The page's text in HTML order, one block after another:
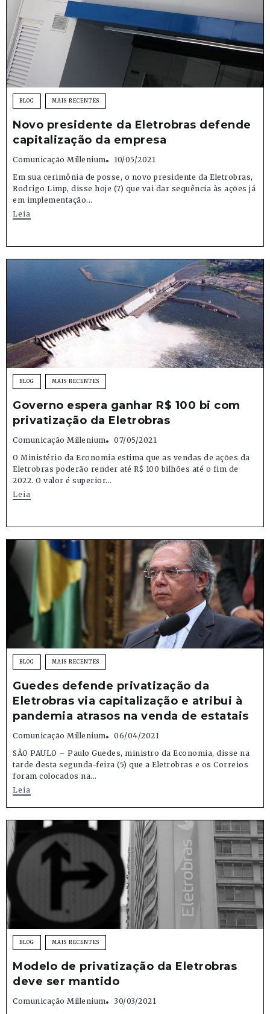
BLOG MAIS RECENTES
Novo presidente da Eletrobras defende
capitalização da empresa
Comunicação Millenium
10/05/2021
Em sua cerimônia de posse, o novo presidente da Eletrobras,
Rodrigo Limp, disse hoje (7) que vai dar sequência às ações já
em implementação...
Leia
BLOG MAIS RECENTES
Governo espera ganhar R$ 100 bi com
privatização da Eletrobras
Comunicação Millenium
07/05/2021
O Ministério da Economia estima que as vendas de ações da
Eletrobras poderão render até R$ 100 bilhões até o fim de
2022. O valor é superior...
Leia
BLOG MAIS RECENTES
Guedes defende privatização da
Eletrobras via capitalização e atribui à
pandemia atrasos na venda de estatais
Comunicação Millenium
06/04/2021
SÃO PAULO – Paulo Guedes, ministro da Economia, disse na
tarde desta segunda-feira (5) que a Eletrobras e os Correios
foram colocados na...
Leia
BLOG MAIS RECENTES
Modelo de privatização da Eletrobras
deve ser mantido
Comunicação Millenium
30/03/2021